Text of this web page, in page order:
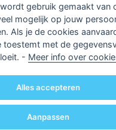
Agent, 0775482336
Verzekeringen nv
- Belgie
0403.552.563 - RPR Leuven
byKBC-Agent(versie
© 2026 alle rechten
gebruik gemaakt van
mogelijk op jouw
Als je de cookies
toestemt met de
- Meer info over
Alles accepteren
Aanpassen